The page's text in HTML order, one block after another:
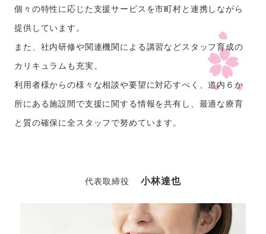
個々の特性に応じた支援サービスを市町村と連携しながら
提供しています。
また、社内研修や関連機関による講習などスタッフ育成の
カリキュラムも充実。
利用者様からの様々な相談や要望に対応すべく、道内６か
所にある施設間で支援に関する情報を共有し、最適な療育
と質の確保に全スタッフで努めています。
代表取締役 小林達也